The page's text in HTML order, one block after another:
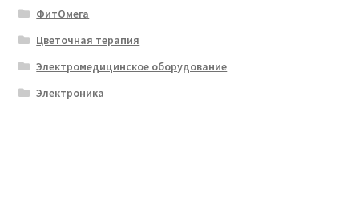
ФитОмега
Цветочная терапия
Электромедицинское оборудование
Электроника